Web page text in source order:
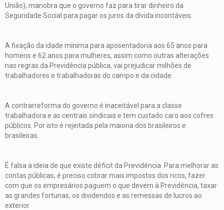
União), manobra que o governo faz para tirar dinheiro da
Seguridade Social para pagar os juros da dívida incontáveis.
A fixação da idade mínima para aposentadoria aos 65 anos para
homens e 62 anos para mulheres, assim como outras alterações
nas regras da Previdência pública, vai prejudicar milhões de
trabalhadores e trabalhadoras do campo e da cidade.
A contrarreforma do governo é inaceitável para a classe
trabalhadora e as centrais sindicais e tem custado caro aos cofres
públicos. Por isto é rejeitada pela maioria dos brasileiros e
brasileiras.
É falsa a ideia de que existe déficit da Previdência. Para melhorar as
contas públicas, é preciso cobrar mais impostos dos ricos, fazer
com que os empresários paguem o que devem à Previdência, taxar
as grandes fortunas, os dividendos e as remessas de lucros ao
exterior.